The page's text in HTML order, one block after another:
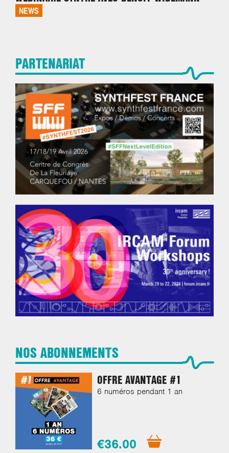
NEWS
PARTENARIAT
NOS ABONNEMENTS
OFFRE AVANTAGE #1
6 numéros pendant 1 an
€36.00